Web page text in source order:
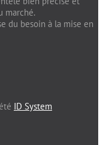
marché.
du besoin à la mise en
ID System